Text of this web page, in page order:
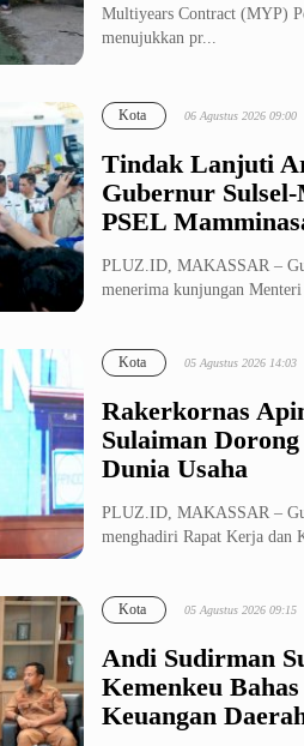
Multiyears Contract (MYP)
menujukkan pr...
Tindak Lanjuti
Gubernur
PSEL
Kota 06 Agustus 2026 09:00
PLUZ.ID, MAKASSAR –
menerima kunjungan
Rakerkornas
Sulaiman
Dunia Usaha
Kota 05 Agustus 2026 14:03
PLUZ.ID, MAKASSAR –
menghadiri Rapat Kerja dan
Andi Sudirman
Kemenkeu
Keuangan
Kota 05 Agustus 2026 09:15